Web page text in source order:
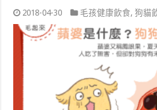
2018-04-30 毛孩健康飲食,狗貓